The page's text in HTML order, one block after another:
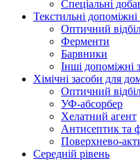
Спеціальні
Текстильні допоміжні
Оптичний
Ферменти
Барвники
Інші допоміжні
Хімічні засоби для
Оптичний
УФ-абсорбер
Хелатний агент
Антисептик та
Поверхнево-
Середній рівень